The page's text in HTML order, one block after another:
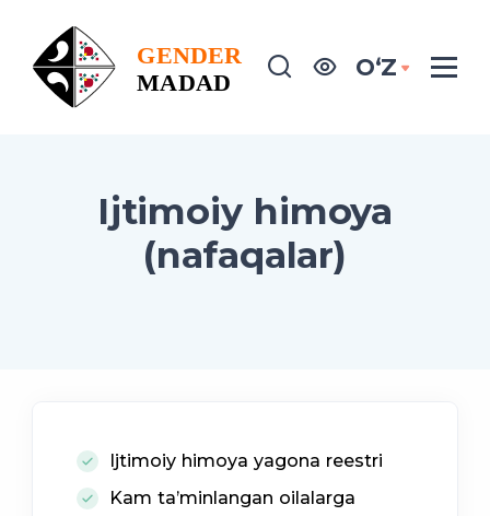
OʻZ
Ijtimoiy himoya
(nafaqalar)
Ijtimoiy himoya yagona reestri
Kam ta’minlangan oilalarga